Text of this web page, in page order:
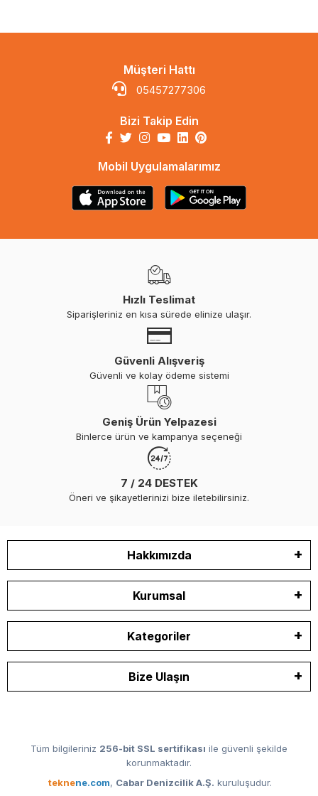
Müşteri Hattı
05457277306
Bizi Takip Edin
Mobil Uygulamalarımız
Hızlı Teslimat
Siparişleriniz en kısa sürede elinize ulaşır.
Güvenli Alışveriş
Güvenli ve kolay ödeme sistemi
Geniş Ürün Yelpazesi
Binlerce ürün ve kampanya seçeneği
7 / 24 DESTEK
Öneri ve şikayetlerinizi bize iletebilirsiniz.
Hakkımızda
Kurumsal
Kategoriler
Bize Ulaşın
Tüm bilgileriniz 256-bit SSL sertifikası ile güvenli şekilde
korunmaktadır.
teknene.com, Cabar Denizcilik A.Ş. kuruluşudur.